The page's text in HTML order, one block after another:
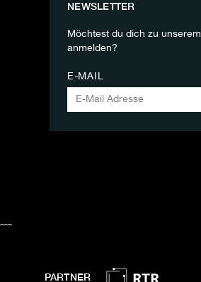
NEWSLETTER
Möchtest du dich zu unserem
anmelden?
E-MAIL
PARTNER